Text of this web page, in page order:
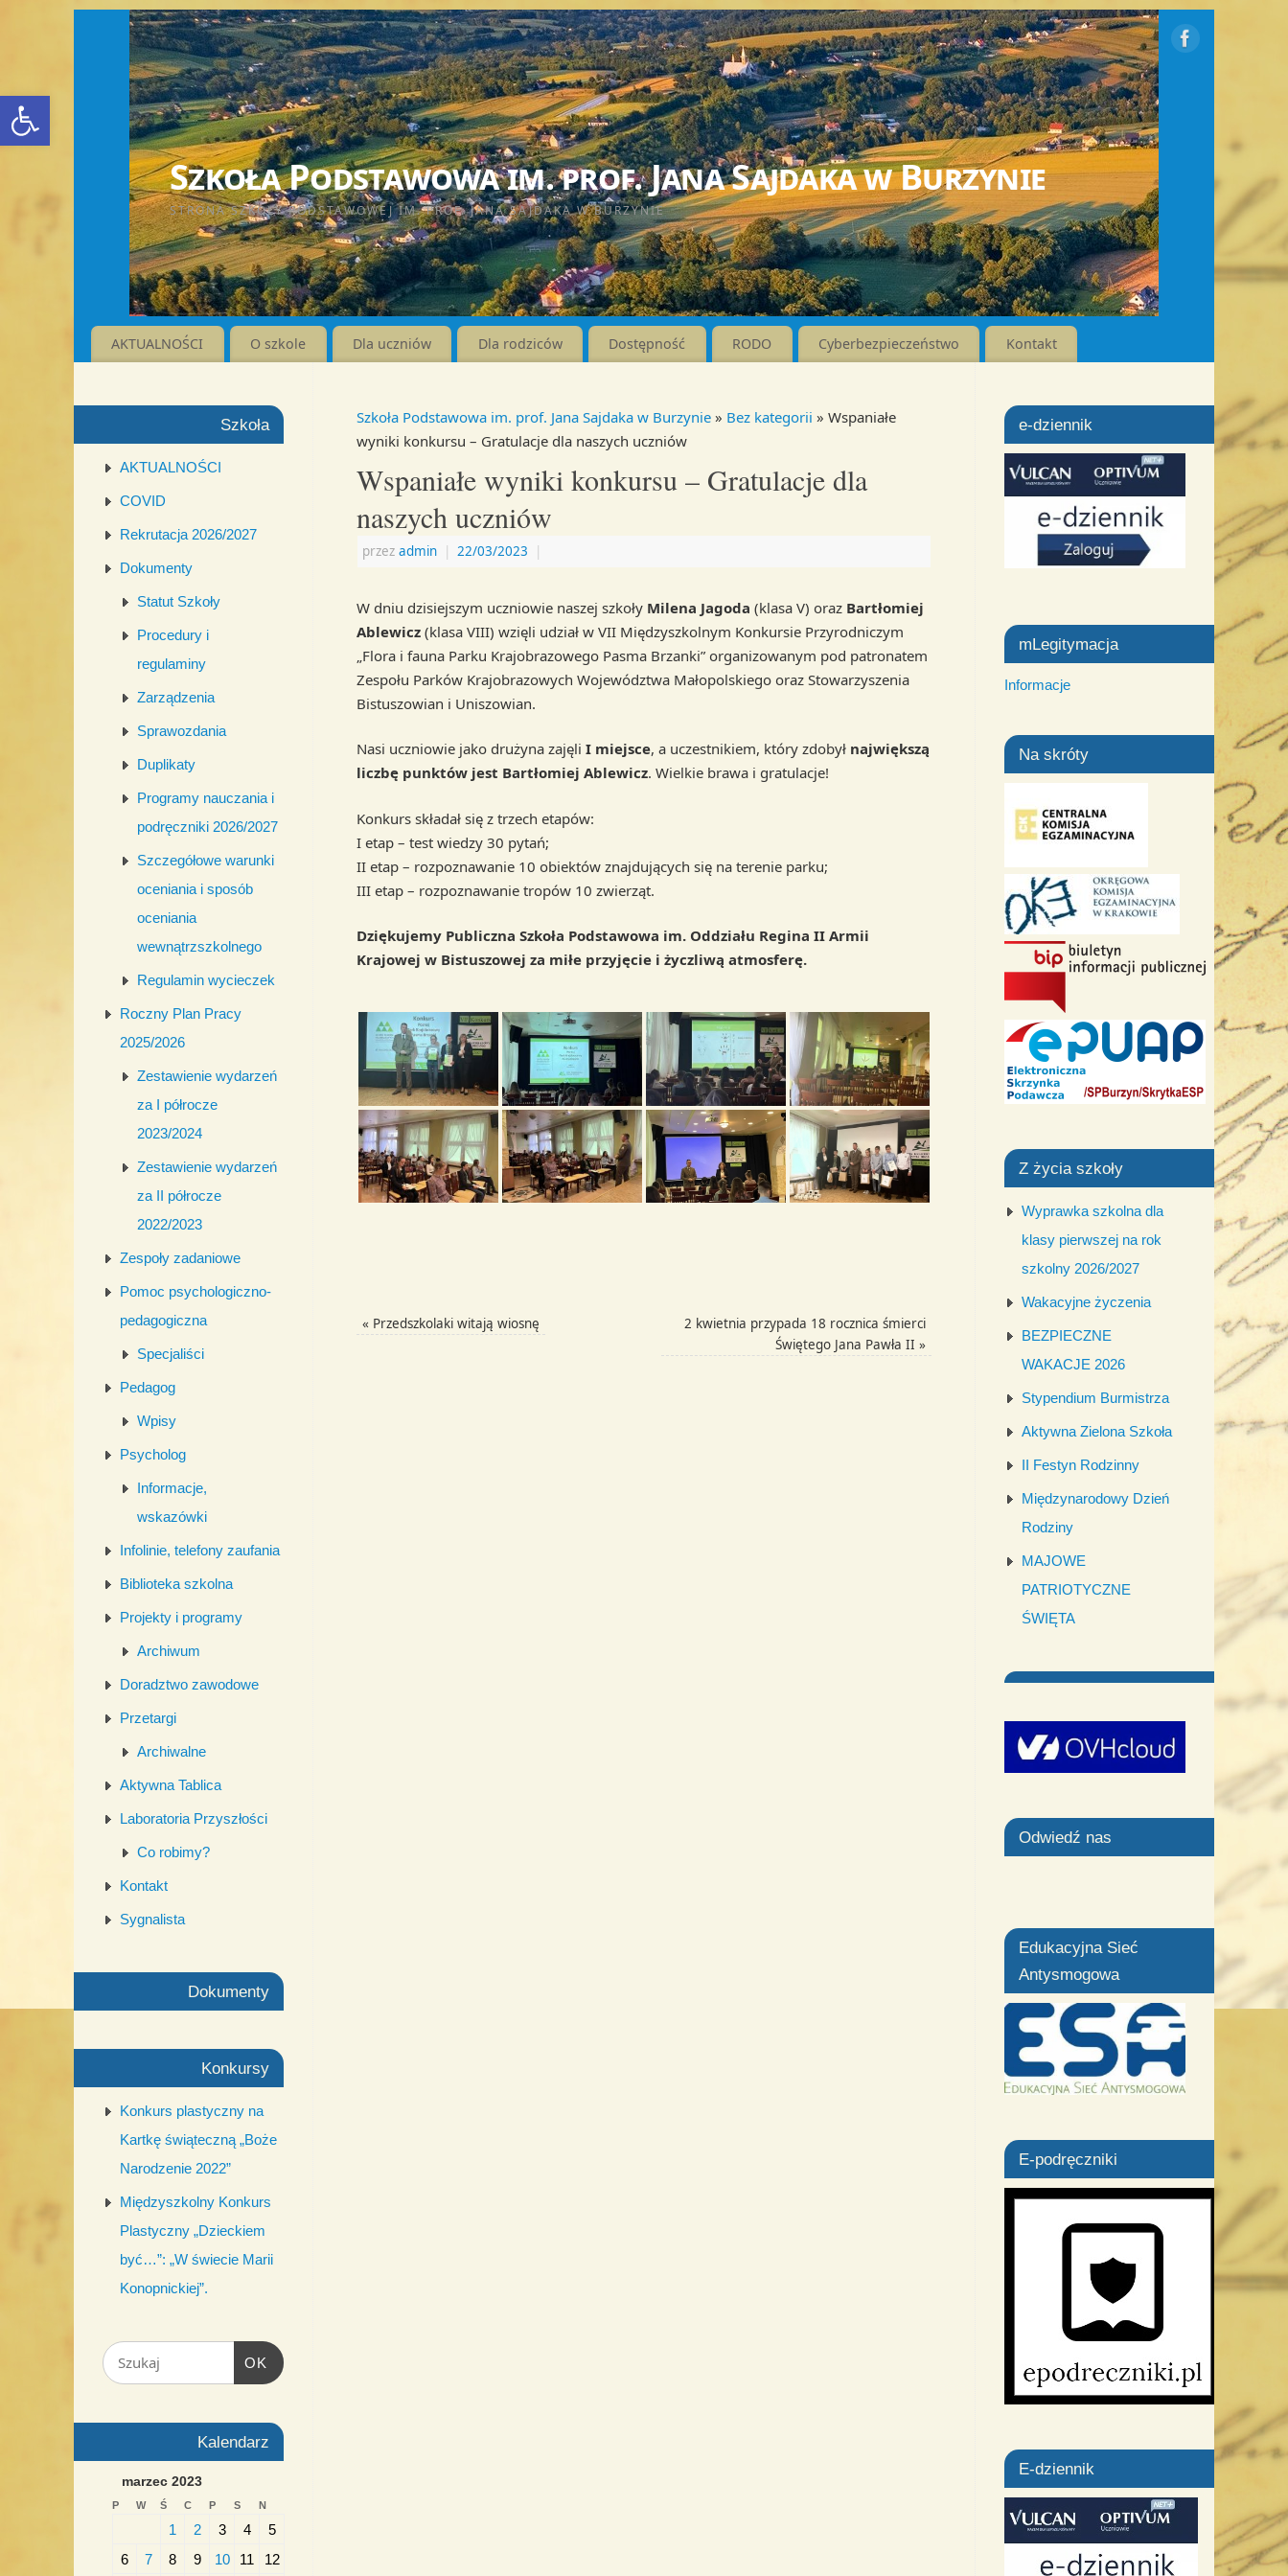
Otwórz pasek narzędzi
Szkoła Podstawowa im. prof. Jana Sajdaka w Burzynie
STRONA SZKOŁY PODSTAWOWEJ IM. PROF. JANA SAJDAKA W BURZYNIE
AKTUALNOŚCI O szkole Dla uczniów Dla rodziców Dostępność RODO Cyberbezpieczeństwo Kontakt
Szkoła Podstawowa im. prof. Jana Sajdaka w Burzynie » Bez kategorii » Wspaniałe
wyniki konkursu – Gratulacje dla naszych uczniów
Wspaniałe wyniki konkursu – Gratulacje dla
naszych uczniów
przez admin | 22/03/2023 |
W dniu dzisiejszym uczniowie naszej szkoły Milena Jagoda (klasa V) oraz Bartłomiej
Ablewicz (klasa VIII) wzięli udział w VII Międzyszkolnym Konkursie Przyrodniczym
„Flora i fauna Parku Krajobrazowego Pasma Brzanki” organizowanym pod patronatem
Zespołu Parków Krajobrazowych Województwa Małopolskiego oraz Stowarzyszenia
Bistuszowian i Uniszowian.
Nasi uczniowie jako drużyna zajęli I miejsce, a uczestnikiem, który zdobył największą
liczbę punktów jest Bartłomiej Ablewicz. Wielkie brawa i gratulacje!
Konkurs składał się z trzech etapów:
I etap – test wiedzy 30 pytań;
II etap – rozpoznawanie 10 obiektów znajdujących się na terenie parku;
III etap – rozpoznawanie tropów 10 zwierząt.
Dziękujemy Publiczna Szkoła Podstawowa im. Oddziału Regina II Armii
Krajowej w Bistuszowej za miłe przyjęcie i życzliwą atmosferę.
« Przedszkolaki witają wiosnę
2 kwietnia przypada 18 rocznica śmierci
Świętego Jana Pawła II »
Szkoła
AKTUALNOŚCI
COVID
Rekrutacja 2026/2027
Dokumenty
Statut Szkoły
Procedury i
regulaminy
Zarządzenia
Sprawozdania
Duplikaty
Programy nauczania i
podręczniki 2026/2027
Szczegółowe warunki
oceniania i sposób
oceniania
wewnątrzszkolnego
Regulamin wycieczek
Roczny Plan Pracy
2025/2026
Zestawienie wydarzeń
za I półrocze
2023/2024
Zestawienie wydarzeń
za II półrocze
2022/2023
Zespoły zadaniowe
Pomoc psychologiczno-
pedagogiczna
Specjaliści
Pedagog
Wpisy
Psycholog
Informacje,
wskazówki
Infolinie, telefony zaufania
Biblioteka szkolna
Projekty i programy
Archiwum
Doradztwo zawodowe
Przetargi
Archiwalne
Aktywna Tablica
Laboratoria Przyszłości
Co robimy?
Kontakt
Sygnalista
Dokumenty
Konkursy
Konkurs plastyczny na
Kartkę świąteczną „Boże
Narodzenie 2022”
Międzyszkolny Konkurs
Plastyczny „Dzieckiem
być…”: „W świecie Marii
Konopnickiej”.
OK
Kalendarz
marzec 2023
P W Ś C P S N
1 2 3 4
5
6
7 8 9 10 11 12
e-dziennik
mLegitymacja
Informacje
Na skróty
Z życia szkoły
Wyprawka szkolna dla
klasy pierwszej na rok
szkolny 2026/2027
Wakacyjne życzenia
BEZPIECZNE
WAKACJE 2026
Stypendium Burmistrza
Aktywna Zielona Szkoła
II Festyn Rodzinny
Międzynarodowy Dzień
Rodziny
MAJOWE
PATRIOTYCZNE
ŚWIĘTA
Odwiedź nas
Edukacyjna Sieć
Antysmogowa
E-podręczniki
E-dziennik